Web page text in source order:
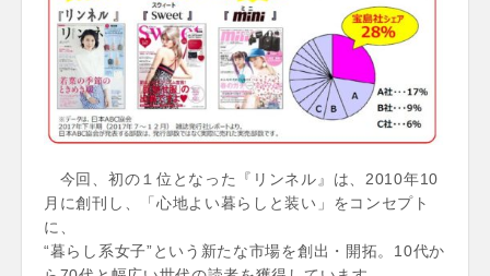
今回、初の１位となった『リンネル』は、2010年10
月に創刊し、「心地よい暮らしと装い」をコンセプト
に、
“暮らし系女子”という新たな市場を創出・開拓。10代か